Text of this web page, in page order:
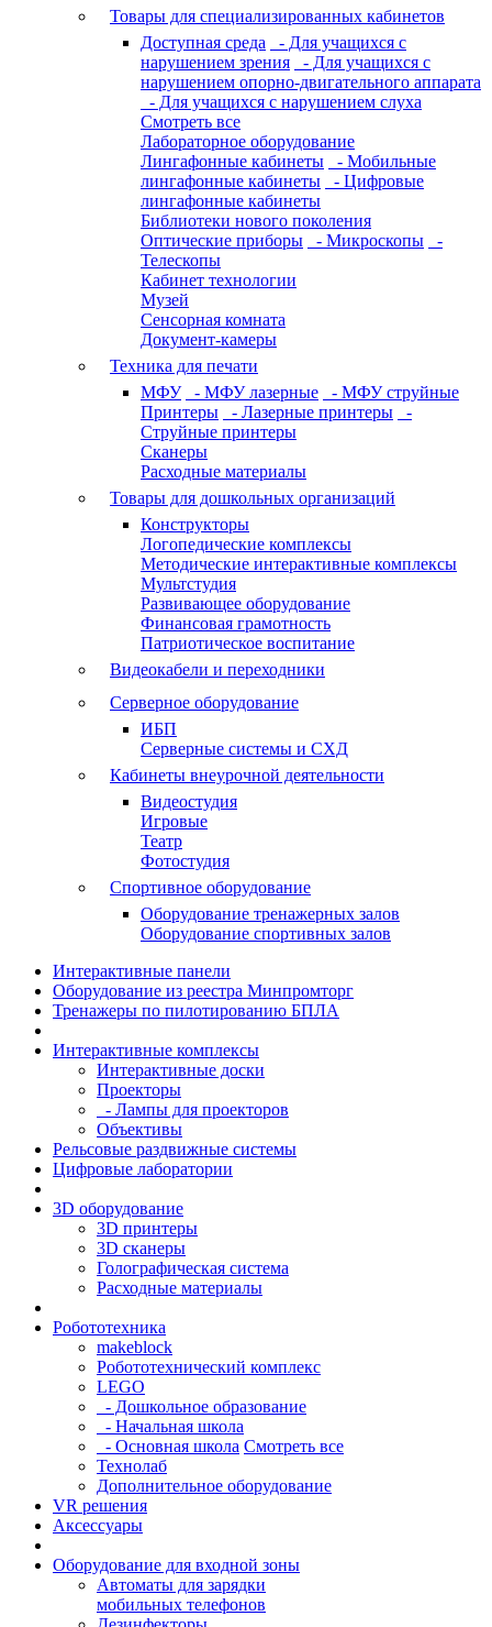
Товары для специализированных кабинетов
Доступная среда
- Для учащихся с
нарушением зрения
- Для учащихся с
нарушением опорно-двигательного аппарата
- Для учащихся с нарушением слуха
Смотреть все
Лабораторное оборудование
Лингафонные кабинеты
- Мобильные
лингафонные кабинеты
- Цифровые
лингафонные кабинеты
Библиотеки нового поколения
Оптические приборы
- Микроскопы
-
Телескопы
Кабинет технологии
Музей
Сенсорная комната
Документ-камеры
Техника для печати
МФУ
- МФУ лазерные
- МФУ струйные
Принтеры
- Лазерные принтеры
-
Струйные принтеры
Сканеры
Расходные материалы
Товары для дошкольных организаций
Конструкторы
Логопедические комплексы
Методические интерактивные комплексы
Мультстудия
Развивающее оборудование
Финансовая грамотность
Патриотическое воспитание
Видеокабели и переходники
Серверное оборудование
ИБП
Серверные системы и СХД
Кабинеты внеурочной деятельности
Видеостудия
Игровые
Театр
Фотостудия
Спортивное оборудование
Оборудование тренажерных залов
Оборудование спортивных залов
Интерактивные панели
Оборудование из реестра Минпромторг
Тренажеры по пилотированию БПЛА
Интерактивные комплексы
Интерактивные доски
Проекторы
- Лампы для проекторов
Объективы
Рельсовые раздвижные системы
Цифровые лаборатории
3D оборудование
3D принтеры
3D сканеры
Голографическая система
Расходные материалы
Робототехника
makeblock
Робототехнический комплекс
LEGO
- Дошкольное образование
- Начальная школа
- Основная школа Смотреть все
Технолаб
Дополнительное оборудование
VR решения
Аксессуары
Оборудование для входной зоны
Автоматы для зарядки
мобильных телефонов